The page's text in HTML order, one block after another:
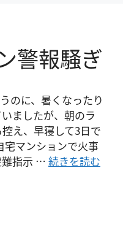
警報騒ぎ
のに、暑くなったり
ましたが、朝のラ
え、早寝して3日で
宅マンションで火事
難指示 … 続きを読む